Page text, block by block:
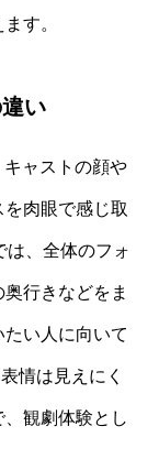
す。
い
ャストの顔や
肉眼で感じ取
は、全体のフォ
行きなどをま
い人に向いて
情は見えにく
観劇体験とし